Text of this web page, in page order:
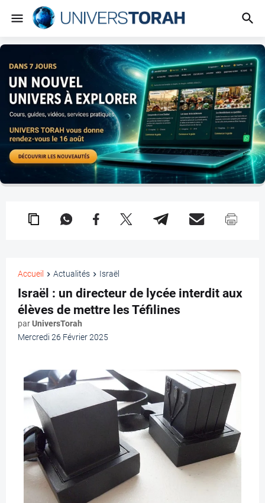
Accueil Actualités Israël
Israël : un directeur de lycée interdit aux
élèves de mettre les Téfilines
parUniversTorah
Mercredi 26 Février 2025